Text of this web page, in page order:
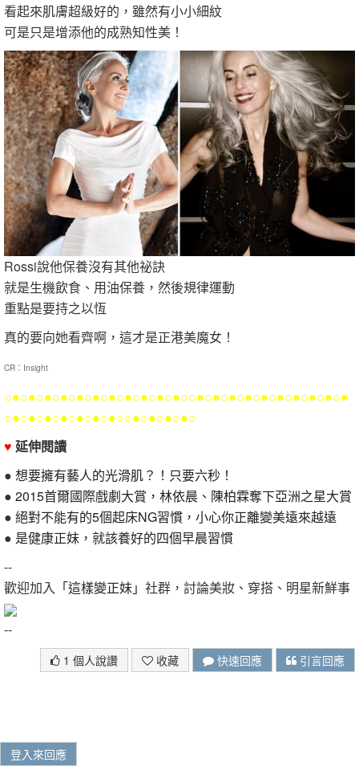
看起來肌膚超級好的，雖然有小小細紋
可是只是增添他的成熟知性美！
Rossi說他保養沒有其他祕訣
就是生機飲食、用油保養，然後規律運動
重點是要持之以恆
真的要向她看齊啊，這才是正港美魔女！
CR：Insight
○●○●○●○●○●○●○●○●○●○●○●○○●○●○●○●○●○●○●○●○●○●
○●○●○●○●○●○●○●○○●○●○●○●○
♥ 延伸閱讀
● 想要擁有藝人的光滑肌？！只要六秒！
● 2015首爾國際戲劇大賞，林依晨、陳柏霖奪下亞洲之星大賞
● 絕對不能有的5個起床NG習慣，小心你正離變美遠來越遠
● 是健康正妹，就該養好的四個早晨習慣
--
歡迎加入 「這樣變正妹」 社群，討論美妝、穿搭、明星新鮮事
--
1 個人說讚 收藏 快速回應 引言回應
登入來回應